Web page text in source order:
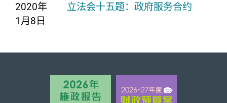
2020年
1月8日
立法会十五题：政府服务合约
页首